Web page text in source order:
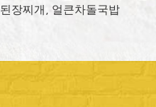
된장찌개, 얼큰차돌국밥